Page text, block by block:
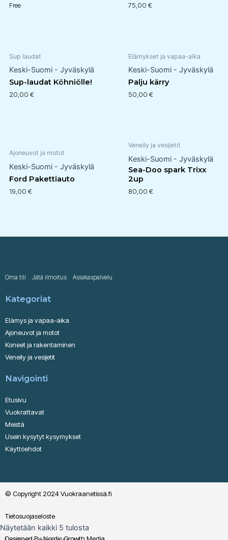
Näytetään kaikki 5 tulosta
Free 75,00 €
Sup laudat
Keski-Suomi - Jyväskylä
Sup-laudat Köhniölle!
20,00 €
Elämykset ja vapaa-aika
Keski-Suomi - Jyväskylä
Palju kärry
50,00 €
Ajoneuvot ja motot
Keski-Suomi - Jyväskylä
Ford Pakettiauto
19,00 €
Veneily ja vesijetit
Keski-Suomi - Jyväskylä
Sea-Doo spark Trixx
2up
80,00 €
Oma tili Jätä ilmoitus Asiakaspalvelu
Kategoriat
Elämys ja vapaa-aika
Ajoneuvot ja motot
Koneet ja rakentaminen
Veneily ja vesijetit
Navigointi
Etusivu
Vuokrattavat
Meistä
Usein kysytyt kysymykset
Käyttöehdot
© Copyright 2024 Vuokraanetissä.fi
Tietosuojaseloste